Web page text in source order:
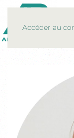
Accéder au